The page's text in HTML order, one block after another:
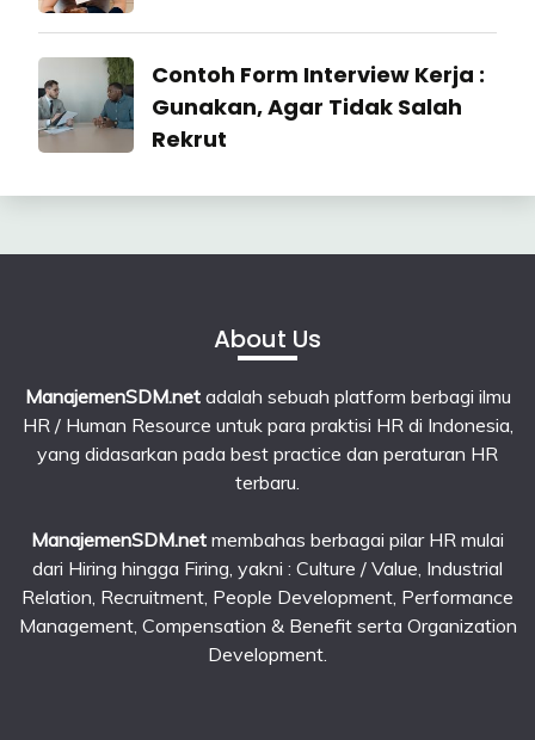
22
July
2026
Industrial
Relation
Contoh Form Interview Kerja :
Gunakan, Agar Tidak Salah
Rekrut
23
About Us
ManajemenSDM.netadalah sebuah platform berbagi ilmu
HR / Human Resource untuk para praktisi HR di Indonesia,
yang didasarkan pada best practice dan peraturan HR
terbaru.
ManajemenSDM.net membahas berbagai pilar HR mulai
dari Hiring hingga Firing, yakni : Culture / Value, Industrial
Relation, Recruitment, People Development, Performance
Management, Compensation & Benefit serta Organization
Development.